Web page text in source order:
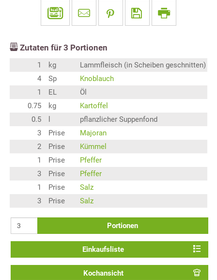
Zutaten für 3 Portionen
1 kg
Lammfleisch (in Scheiben geschnitten)
4
Sp
Knoblauch
1
EL
Öl
0.75
kg
Kartoffel
0.5
pflanzlicher Suppenfond
3
Prise
Majoran
2
Prise
Kümmel
1
Prise
Pfeffer
3
Prise
Pfeffer
1
Prise
Salz
3
Prise Salz
Portionen
Einkaufsliste
Kochansicht